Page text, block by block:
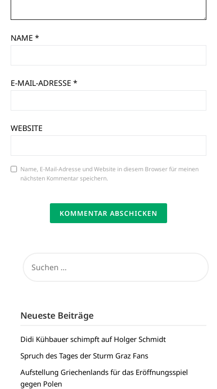
NAME*
E-MAIL-ADRESSE*
WEBSITE
Name, E-Mail-Adresse und Website in diesem Browser für meinen
nächsten Kommentar speichern.
NACH:
Neueste Beiträge
Didi Kühbauer schimpft auf Holger Schmidt
Spruch des Tages der Sturm Graz Fans
Aufstellung Griechenlands für das Eröffnungsspiel
gegen Polen